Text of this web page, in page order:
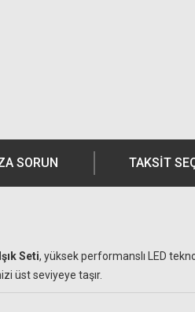
SORUN TAKSIT
Seti, yüksek performanslı LED
üst seviyeye taşır.